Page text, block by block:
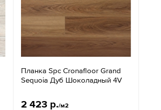
Планка Spc Cronafloor Grand
Sequoia Дуб Шоколадный 4V
2 423 р./м2